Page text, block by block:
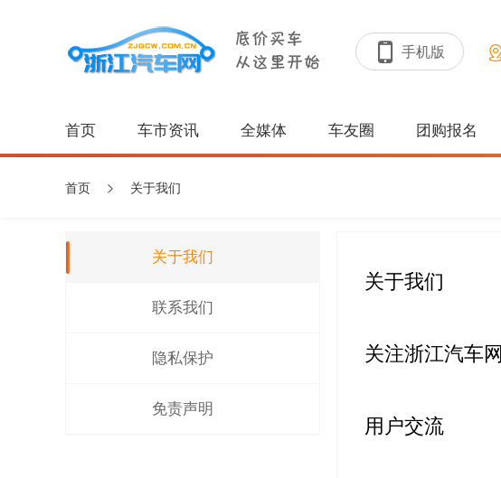
手机版
首页 车市资讯 全媒体 车友圈 团购报名
首页 关于我们
关于我们
联系我们
隐私保护
免责声明
关于我们
关注浙江汽车网
用户交流